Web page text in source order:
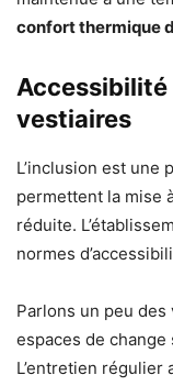
confort thermique
Accessibilité
vestiaires
L’inclusion est
permettent la mise
réduite.
normes
Parlons un peu
espaces de change
L’entretien régulier